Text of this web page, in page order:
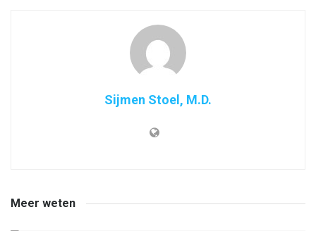
Sijmen Stoel, M.D.
Meer weten